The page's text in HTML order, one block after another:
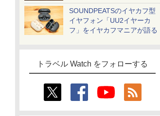
SOUNDPEATSのイヤカフ型
イヤフォン「UU2イヤーカ
フ」をイヤカフマニアが語る
トラベル Watch をフォローする